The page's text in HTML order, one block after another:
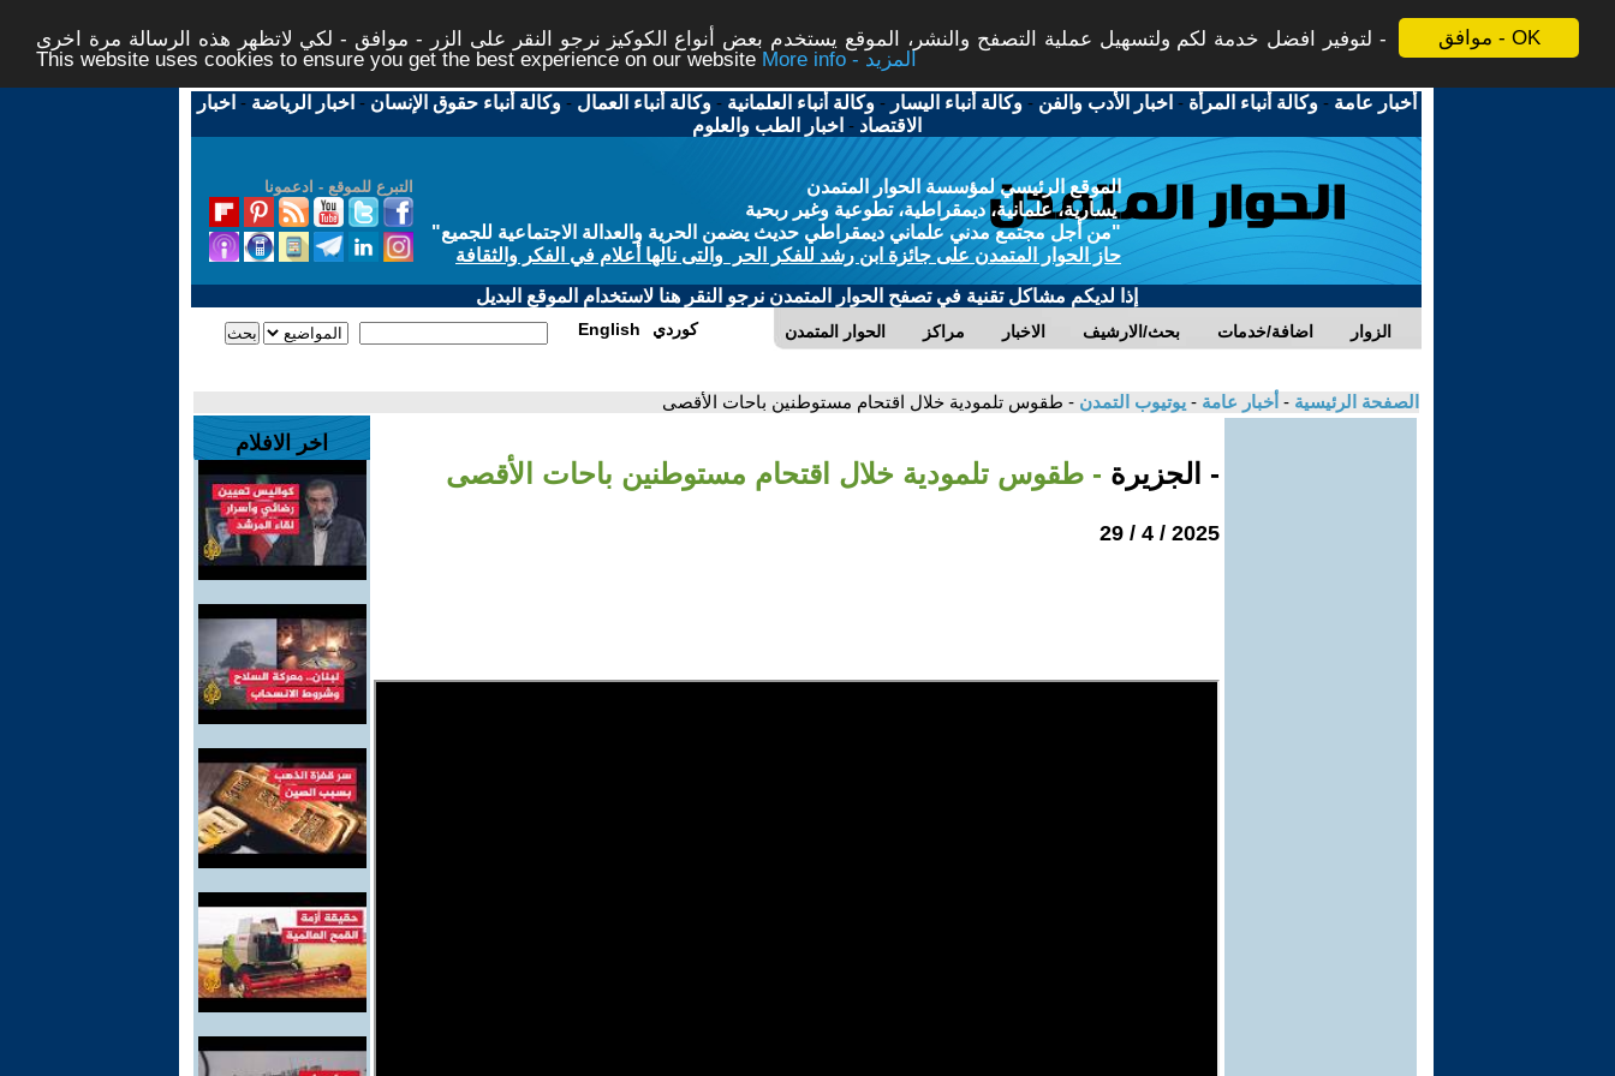
موافق - OK
لتوفير افضل خدمة لكم ولتسهيل عملية التصفح والنشر، الموقع يستخدم بعض أنواع الكوكيز نرجو النقر على الزر - موافق - لكي لاتظهر هذه الرسالة مرة اخرى -
This website uses cookies to ensure you get the best experience on our website
More info - المزيد
أخبار عامة -وكالة أنباء المرأة - اخبار الأدب والفن -وكالة أنباء اليسار -وكالة أنباء العلمانية -وكالة أنباء العمال -وكالة أنباء حقوق الإنسان - اخبار الرياضة - اخبار
الاقتصاد - اخبار الطب والعلوم
التبرع للموقع - ادعمونا
الموقع الرئيسي لمؤسسة الحوار المتمدن
يسارية، علمانية، ديمقراطية، تطوعية وغير ربحية
"من أجل مجتمع مدني علماني ديمقراطي حديث يضمن الحرية والعدالة الاجتماعية للجميع"
حاز الحوار المتمدن على جائزة ابن رشد للفكر الحر والتى نالها أعلام في الفكر والثقافة
إذا لديكم مشاكل تقنية في تصفح الحوار المتمدن نرجو النقر هنا لاستخدام الموقع البديل
الحوار المتمدن مراكز الاخبار بحث/الارشيف اضافة/خدمات الزوار English كوردي
الصفحة الرئيسية - أخبار عامة - يوتيوب التمدن - طقوس تلمودية خلال اقتحام مستوطنين باحات الأقصى
- الجزيرة - طقوس تلمودية خلال اقتحام مستوطنين باحات الأقصى
2025 / 4 / 29
اخر الافلام